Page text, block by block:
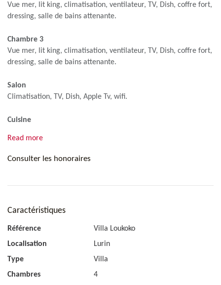
Vue mer, lit king, climatisation, ventilateur, TV, Dish, coffre fort,
dressing, salle de bains attenante.
Chambre 3
Vue mer, lit king, climatisation, ventilateur, TV, Dish, coffre fort,
dressing, salle de bains attenante.
Salon
Climatisation, TV, Dish, Apple Tv, wifi.
Cuisine
Salle de bain 1
Salle de bain 3
Extérieur
Piscine chauffée.
Read more
Consulter les honoraires
Caractéristiques
Référence
Villa Loukoko
Localisation
Lurin
Type
Villa
Chambres
4